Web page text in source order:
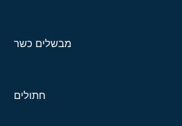
מבשלים כשר
חתולים